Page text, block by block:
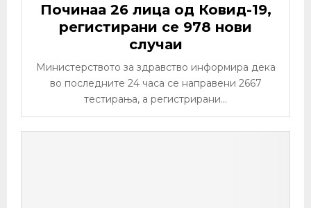
Починаа 26 лица од Ковид-19,
регистирани се 978 нови
случаи
Министерството за здравство информира дека
во последните 24 часа се направени 2667
тестирања, а регистрирани...